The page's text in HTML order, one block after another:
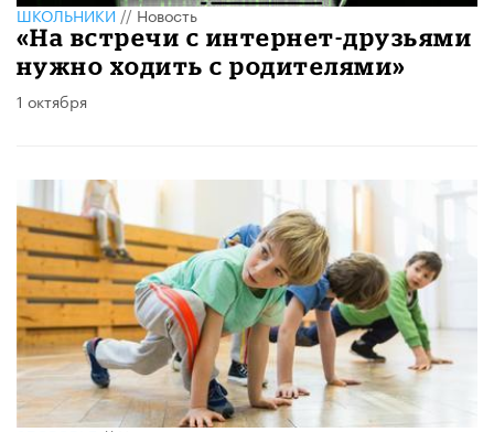
ШКОЛЬНИКИ//Новость
«На встречи с интернет-друзьями
нужно ходить с родителями»
1 октября